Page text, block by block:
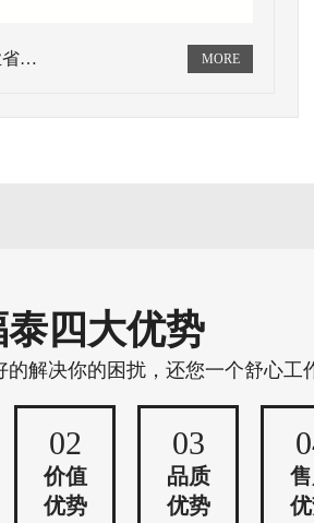
省…
四大优势
的解决你的困扰，还您一个舒心工
02
价值
优势
03
品质
优势